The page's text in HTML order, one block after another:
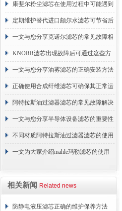
康斐尔粉尘滤芯在使用过程中可能遇到
的故障相应解决方法分享
定期维护替代进口颇尔水滤芯可节省后
续更换成本
一文与您分享克诺尔滤芯的常见故障相
应解决方法
KNORR滤芯出现故障后可通过这些方
法解决
一文与您分享油雾滤芯的正确安装方法
正确使用合成纤维滤芯可确保其正常运
行
阿特拉斯油过滤器滤芯的常见故障解决
方法介绍
一文与您分享半导体设备滤芯的重要性
不同材质阿特拉斯油过滤器滤芯的使用
周期区别介绍
一文为大家介绍mahle玛勒滤芯的使用
相关新闻 Related news
防静电液压滤芯正确的维护保养方法